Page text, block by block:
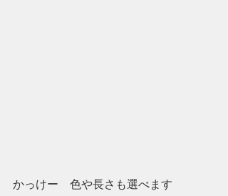
かっけー　色や長さも選べます